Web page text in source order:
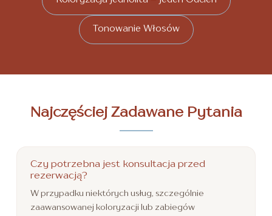
Tonowanie Włosów
Najczęściej Zadawane Pytania
Czy potrzebna jest konsultacja przed
rezerwacją?
W przypadku niektórych usług, szczególnie
zaawansowanej koloryzacji lub zabiegów